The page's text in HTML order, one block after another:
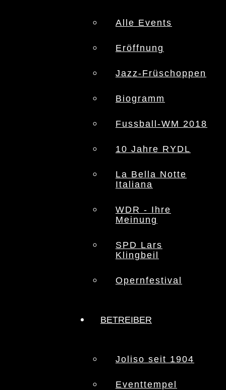
Alle Events
Eröffnung
Jazz-Früschoppen
Biogramm
Fussball-WM 2018
10 Jahre RYDL
La Bella Notte
Italiana
WDR - Ihre
Meinung
SPD Lars
Klingbeil
Opernfestival
BETREIBER
Joliso seit 1904
Eventtempel